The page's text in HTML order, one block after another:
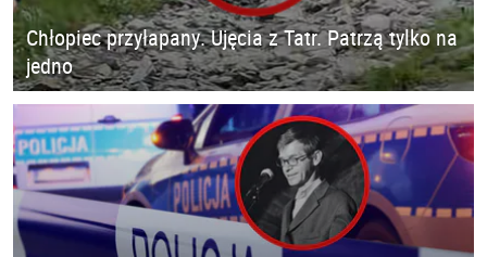
Chłopiec przyłapany. Ujęcia z Tatr. Patrzą tylko na
jedno